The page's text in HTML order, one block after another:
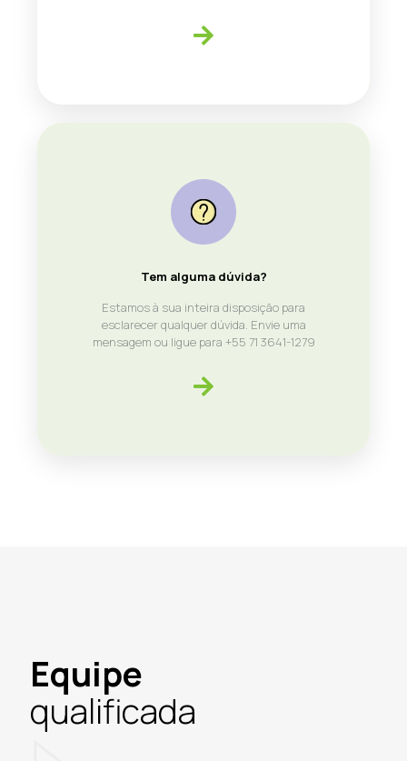
Tem alguma dúvida?
Estamos à sua inteira disposição para
esclarecer qualquer dúvida. Envie uma
mensagem ou ligue para +55 71 3641-1279
Equipe
qualificada